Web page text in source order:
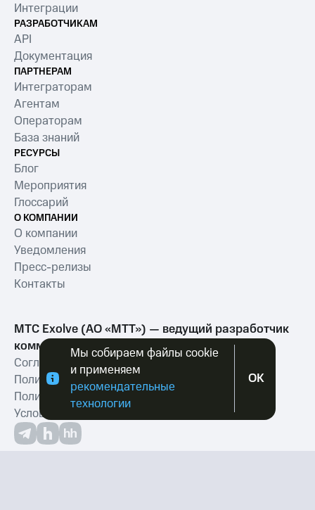
Мы собираем файлы cookie
и применяем
рекомендательные
технологии
OK
Интеграции
РАЗРАБОТЧИКАМ
API
Документация
ПАРТНЕРАМ
Интеграторам
Агентам
Операторам
База знаний
РЕСУРСЫ
Блог
Мероприятия
Глоссарий
О КОМПАНИИ
О компании
Уведомления
Пресс-релизы
Контакты
МТС Exolve (АО «МТТ») — ведущий разработчик
коммуникационных решений для бизнеса
Согласие на обработку персональных данных
Политика обработки персональных данных
Политика в отношении файлов куки
Условия оказания услуг связи